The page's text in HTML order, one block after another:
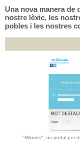
Una nova manera de
nostre lèxic, les
pobles i les nostres
"Milmots", un portal per